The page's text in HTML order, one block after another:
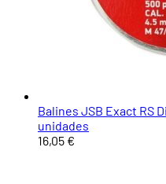
Balines JSB Exact RS
unidades
16,05 €